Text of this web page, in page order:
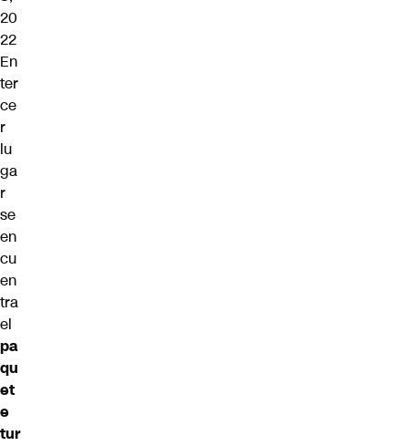
20
22
En
ter
ce
r
lu
ga
r
se
en
cu
en
tra
el
pa
qu
et
e
tur